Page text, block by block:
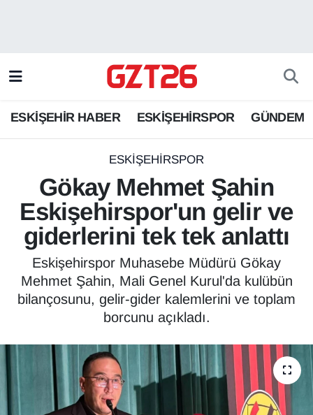
ESKİŞEHİR HABER ESKİŞEHİRSPOR GÜNDEM
ESKİŞEHİRSPOR
Gökay Mehmet Şahin
Eskişehirspor'un gelir ve
giderlerini tek tek anlattı
Eskişehirspor Muhasebe Müdürü Gökay
Mehmet Şahin, Mali Genel Kurul'da kulübün
bilançosunu, gelir-gider kalemlerini ve toplam
borcunu açıkladı.
ESKİŞEHİRSPOR
GÜNDEM
Odunpazarı Trafik Yoğunluk Haritası
Süper Lig Puan Durumu ve Fikstür
Tüm Manşetler
Son Dakika Haberleri
Haber Arşivi